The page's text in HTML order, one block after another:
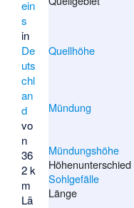
Quellhöhe
Mündung
Mündungshöhe
Höhenunterschied
Sohlgefälle
Länge
ein
s
in
De
uts
chl
an
d
vo
n
36
2 k
m
Lä